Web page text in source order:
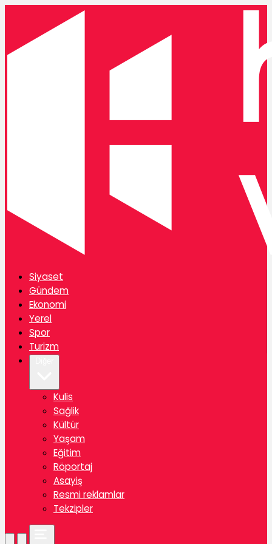
Siyaset
Gündem
Ekonomi
Yerel
Spor
Turizm
Kulis
Sağlik
Kültür
Yaşam
Eğitim
Röportaj
Asayiş
Resmi reklamlar
Tekzipler